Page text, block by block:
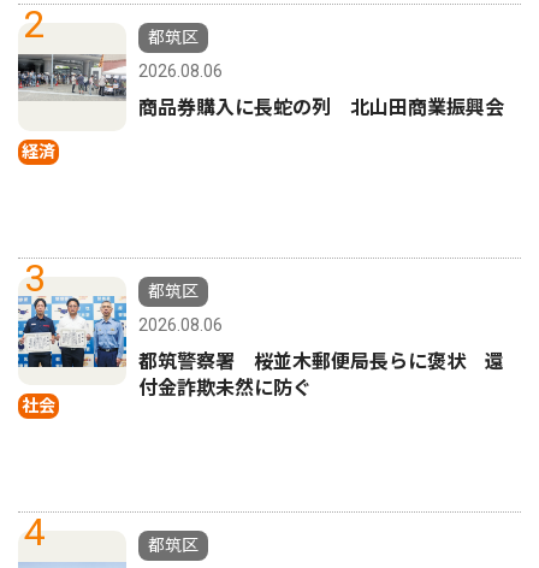
2
経済
都筑区
2026.08.06
商品券購入に長蛇の列 北山田商業振興会
3
社会
都筑区
2026.08.06
都筑警察署 桜並木郵便局長らに褒状 還
付金詐欺未然に防ぐ
4
都筑区